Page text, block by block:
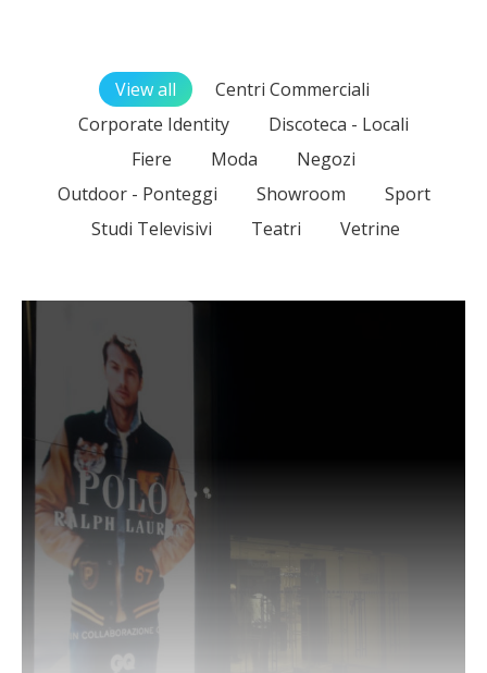
View all
Centri Commerciali
Corporate Identity
Discoteca - Locali
Fiere
Moda
Negozi
Outdoor - Ponteggi
Showroom
Sport
Studi Televisivi
Teatri Vetrine